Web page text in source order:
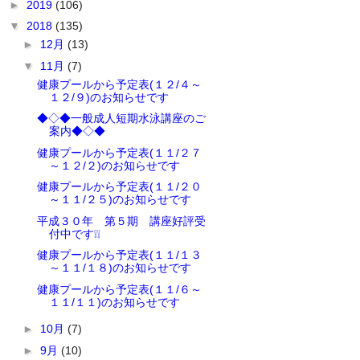
► 2019 (106)
▼ 2018 (135)
► 12月 (13)
▼ 11月 (7)
健康プールから予定表(１２/４～
１２/９)のお知らせです
◆◇◆一般成人短期水泳講座のご
案内◆◇◆
健康プールから予定表(１１/２７
～１２/２)のお知らせです
健康プールから予定表(１１/２０
～１１/２５)のお知らせです
平成３０年 第５期 講座好評受
付中です❕❕
健康プールから予定表(１１/１３
～１１/１８)のお知らせです
健康プールから予定表(１１/６～
１１/１１)のお知らせです
► 10月 (7)
► 9月 (10)